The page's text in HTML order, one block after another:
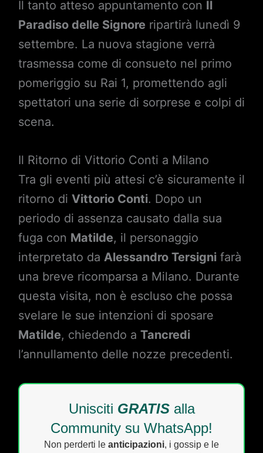
Il tanto atteso appuntamento con Il
Paradiso delle Signore ripartirà lunedì 9
settembre. La nuova stagione verrà
trasmessa come di consueto nel primo
pomeriggio su Rai 1, promettendo agli
spettatori una serie di sorprese e colpi di
scena.
Il Ritorno di Vittorio Conti a Milano
Tra gli eventi più attesi c’è sicuramente il
ritorno di Vittorio Conti. Dopo un
periodo di assenza causato dalla sua
fuga con Matilde, il personaggio
interpretato da Alessandro Tersignifarà
una breve ricomparsa a Milano. Durante
questa visita, non è escluso che possa
svelare le sue intenzioni di sposare
Matilde, chiedendo a Tancredi
l’annullamento delle nozze precedenti.
Unisciti GRATISalla
Community su WhatsApp!
Non perderti le anticipazioni, i gossip e le